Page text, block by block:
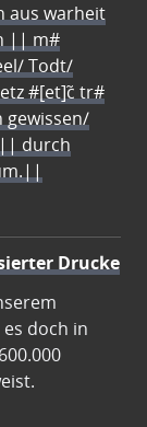
aus warheit
|| m#
Todt/
#[et]c̃ tr#
|| durch
Drucke
doch in